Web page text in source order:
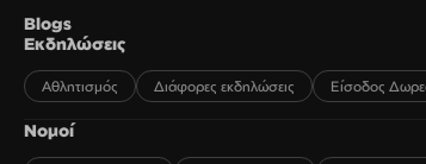
Blogs
Εκδηλώσεις
Αθλητισμός Διάφορες εκδηλώσεις Είσοδος
Νομοί